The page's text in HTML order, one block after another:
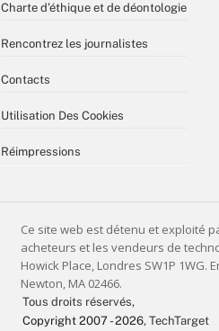
Charte d’éthique et de déontologie
Rencontrez les journalistes
Contacts
Utilisation Des Cookies
Réimpressions
Tous droits réservés,
Copyright 2007 - 2026, TechTarget